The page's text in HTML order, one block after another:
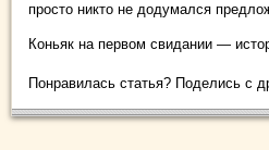
просто никто не додумался
Коньяк на первом свидании —
Понравилась статья? Поделись с